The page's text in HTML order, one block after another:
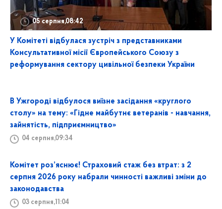
05 серпня,08:42
У Комітеті відбулася зустріч з представниками
Консультативної місії Європейського Союзу з
реформування сектору цивільної безпеки України
В Ужгороді відбулося виїзне засідання «круглого
столу» на тему: «Гідне майбутнє ветеранів - навчання,
зайнятість, підприємництво»
04 серпня,09:34
Комітет роз’яснює! Страховий стаж без втрат: з 2
серпня 2026 року набрали чинності важливі зміни до
законодавства
03 серпня,11:04